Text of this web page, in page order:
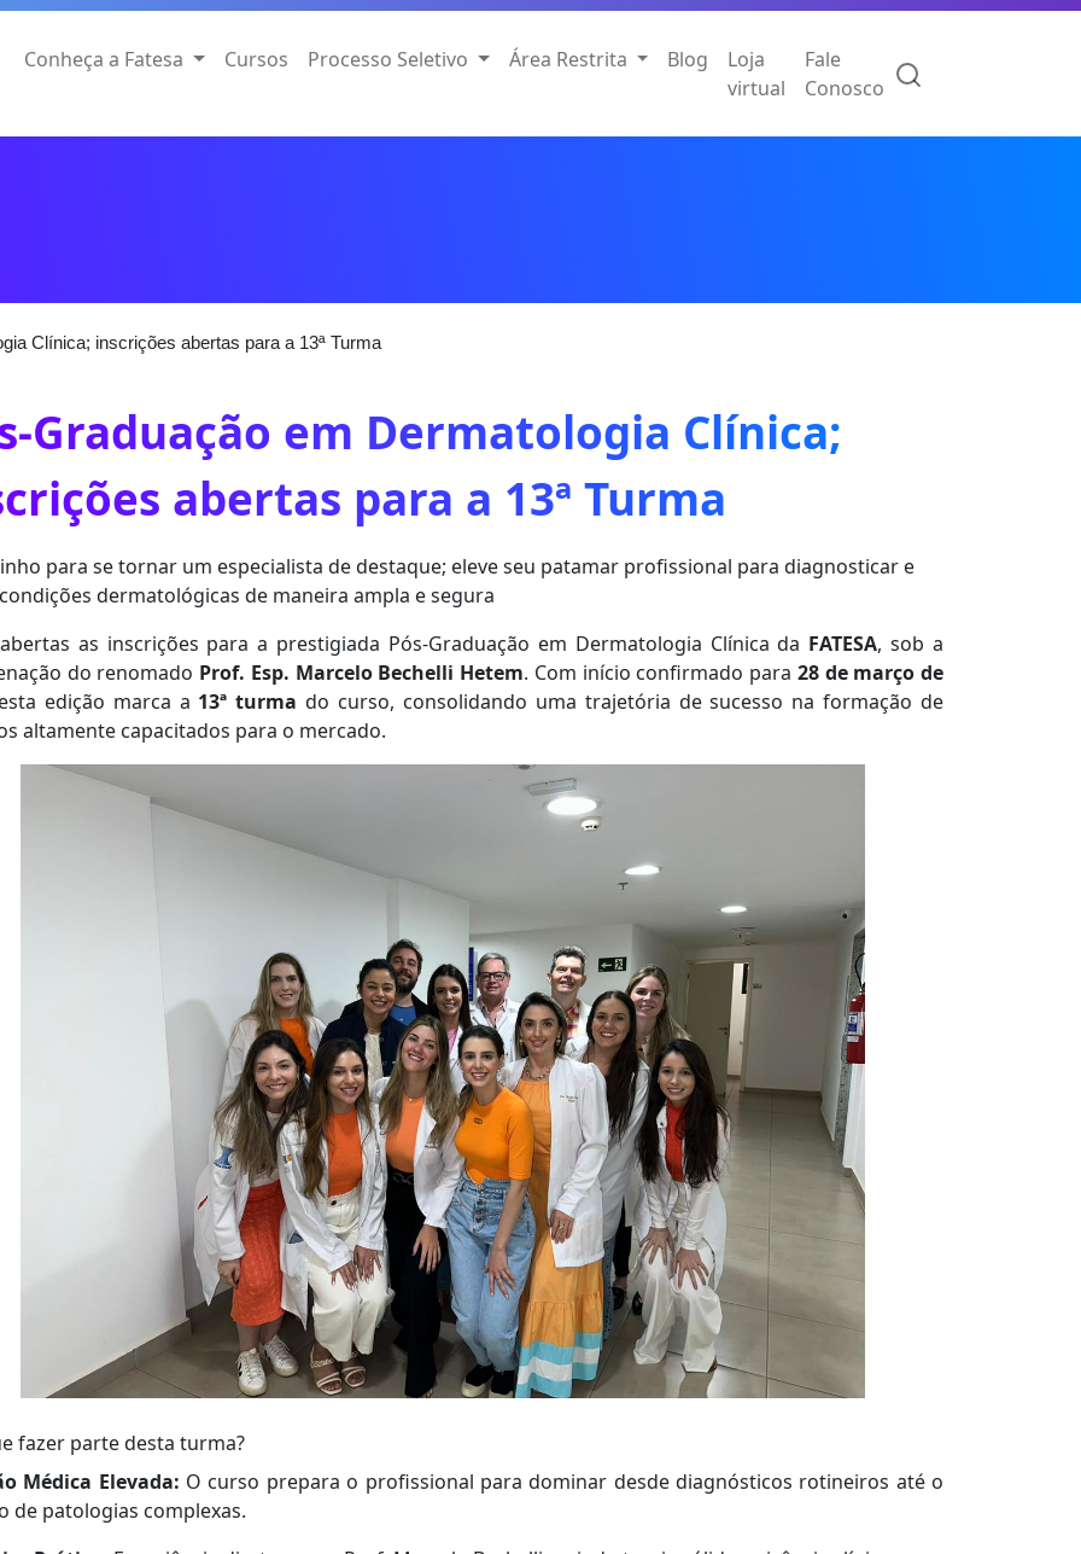
Conheça a Fatesa Cursos Processo Seletivo Área Restrita Blog
Loja
virtual
Fale
Conosco
Clínica; inscrições abertas para a 13ª Turma
Graduação em Dermatologia Clínica;
abertas para a 13ª Turma
para se tornar um especialista de destaque; eleve seu patamar profissional para diagnosticar e
dermatológicas de maneira ampla e segura
as inscrições para a prestigiada Pós-Graduação em Dermatologia Clínica da FATESA, sob a
do renomado Prof. Esp. Marcelo Bechelli Hetem. Com início confirmado para 28de março de
edição marca a 13ª turma do curso, consolidando uma trajetória de sucesso na formação de
altamente capacitados para o mercado.
fazer parte desta turma?
Médica Elevada: O curso prepara o profissional para dominar desde diagnósticos rotineiros até o
de patologias complexas.